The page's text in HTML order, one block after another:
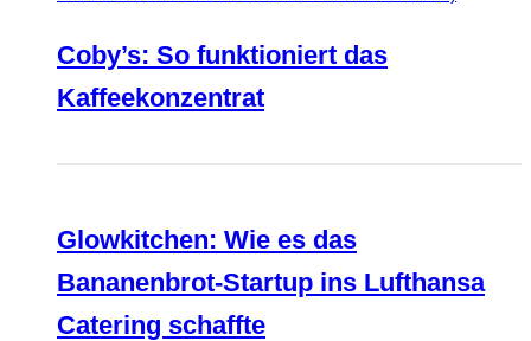
Coby’s: So funktioniert das
Kaffeekonzentrat
Glowkitchen: Wie es das
Bananenbrot-Startup ins Lufthansa
Catering schaffte